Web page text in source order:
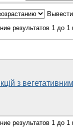
результатов 1 до 1
з вегетативним
результатов 1 до 1